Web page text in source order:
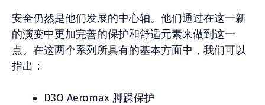
安全仍然是他们发展的中心轴。他们通过在这一新
的演变中更加完善的保护和舒适元素来做到这一
点。在这两个系列所具有的基本方面中，我们可以
指出：
D3O Aeromax 脚踝保护